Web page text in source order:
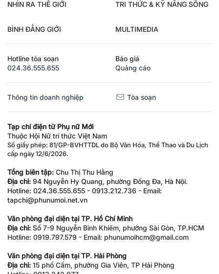
NHÌN RA THẾ GIỚI TRI THỨC & KỸ NĂNG SỐNG
BÌNH ĐẲNG GIỚI MULTIMEDIA
Hotline tòa soạn
024.36.555.655
Báo giá
Quảng cáo
Thông tin doanh nghiệp Tòa soạn
Tạp chí điện tử Phụ nữ Mới
Thuộc Hội Nữ trí thức Việt Nam
Số giấy phép: 81/GP-BVHTTDL do Bộ Văn Hóa, Thể Thao và Du Lịch
cấp ngày 12/6/2026.
Tổng biên tập: Chu Thị Thu Hằng
Địa chỉ: 94 Nguyễn Hy Quang, phường Đống Đa, Hà Nội.
Hotline: 024.36.555.655 - 0913.212.736 - Email:
tapchi@phunumoi.net.vn
Văn phòng đại diện tại TP. Hồ Chí Minh
Địa chỉ: Số 7-9 Nguyễn Bỉnh Khiêm, phường Sài Gòn, TP.HCM
Hotline: 0919.797.579 - Email: phunumoihcm@gmail.com
Văn phòng đại diện tại TP. Hải Phòng
Địa chỉ: 15 phố Cấm, phường Gia Viên, TP Hải Phòng